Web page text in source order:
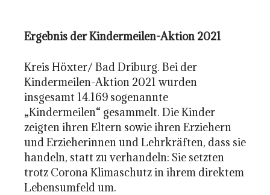
Ergebnis der Kindermeilen-Aktion 2021
Kreis Höxter/ Bad Driburg. Bei der
Kindermeilen-Aktion 2021 wurden
insgesamt 14.169 sogenannte
„Kindermeilen“ gesammelt. Die Kinder
zeigten ihren Eltern sowie ihren Erziehern
und Erzieherinnen und Lehrkräften, dass sie
handeln, statt zu verhandeln: Sie setzten
trotz Corona Klimaschutz in ihrem direktem
Lebensumfeld um.